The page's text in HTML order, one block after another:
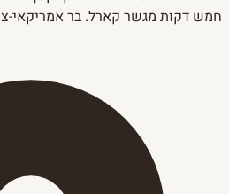
חמש דקות מגשר קארל. בר אמריקאי-